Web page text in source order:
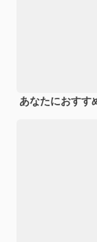
あなたにおすす